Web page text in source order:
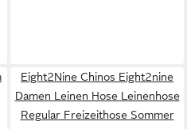
Eight2Nine Chinos Eight2nine
Damen Leinen Hose Leinenhose
Regular Freizeithose Sommer